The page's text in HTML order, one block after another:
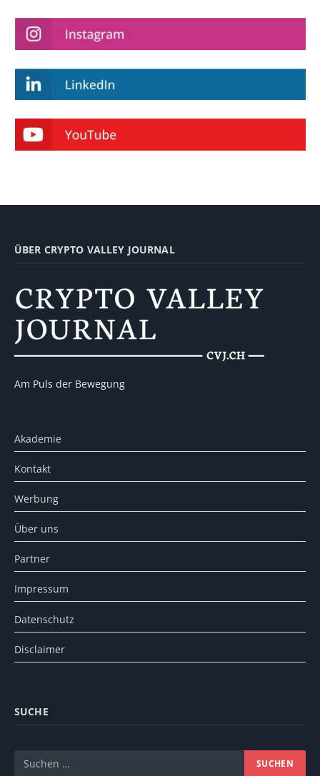
ÜBER CRYPTO VALLEY JOURNAL
Am Puls der Bewegung
Akademie
Kontakt
Werbung
Über uns
Partner
Impressum
Datenschutz
Disclaimer
SUCHE